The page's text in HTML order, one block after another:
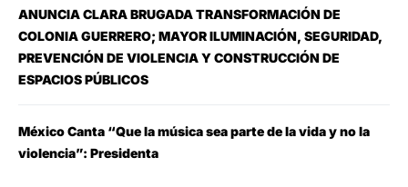
ANUNCIA CLARA BRUGADA TRANSFORMACIÓN DE
COLONIA GUERRERO; MAYOR ILUMINACIÓN, SEGURIDAD,
PREVENCIÓN DE VIOLENCIA Y CONSTRUCCIÓN DE
ESPACIOS PÚBLICOS
México Canta “Que la música sea parte de la vida y no la
violencia”: Presidenta